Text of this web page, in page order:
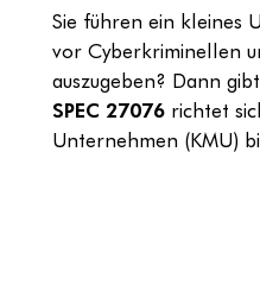
Sie führen ein kleines
vor Cyberkriminellen
auszugeben? Dann
SPEC 27076 richtet
Unternehmen (KMU)